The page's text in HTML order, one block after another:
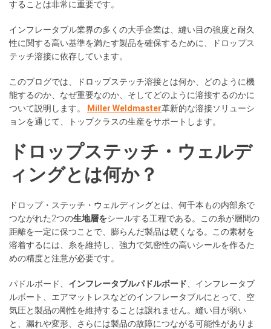
することは非常に重要です。
インフレータブル業界の多くの大手企業は、縫い目の強度と耐久
性に関する高い基準を満たす製品を確保するために、ドロップス
テッチ溶接に依存しています。
このブログでは、ドロップステッチ溶接とは何か、どのように機
能するのか、なぜ重要なのか、そしてどのように溶接するのかに
ついて説明します。
Miller Weldmaster革新的な溶接ソリューシ
ョンを通じて、トップクラスの生産をサポートします。
ドロップステッチ・ウェルデ
ィングとは何か？
ドロップ・ステッチ・ウェルディングとは、何千本もの内部糸で
つながれた2つの生地層をシールする工程である。この糸が層間の
距離を一定に保つことで、膨らんだ製品は硬くなる。この素材を
溶着するには、糸を維持し、強力で気密性の高いシールを作るた
めの精度と注意が必要です。
パドルボード、 インフレータブルパドルボード 、インフレータブ
ルボート、エアマットレスなどのインフレータブルにとって、空
気圧と製品の剛性を維持することは譲れません。縫い目が弱い
と、漏れや変形、さらには製品の故障につながる可能性がありま